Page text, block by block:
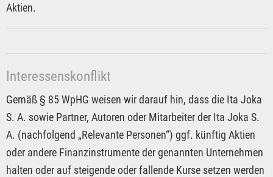
Aktien.
Interessenskonflikt
Gemäß § 85 WpHG weisen wir darauf hin, dass die Ita Joka
S. A. sowie Partner, Autoren oder Mitarbeiter der Ita Joka S.
A. (nachfolgend „Relevante Personen“) ggf. künftig Aktien
oder andere Finanzinstrumente der genannten Unternehmen
halten oder auf steigende oder fallende Kurse setzen werden